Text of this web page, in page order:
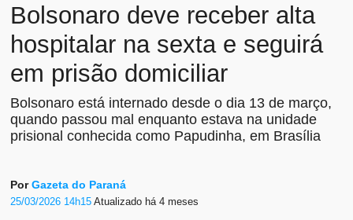
Bolsonaro deve receber alta
hospitalar na sexta e seguirá
em prisão domiciliar
Bolsonaro está internado desde o dia 13 de março,
quando passou mal enquanto estava na unidade
prisional conhecida como Papudinha, em Brasília
PorGazeta do Paraná
25/03/2026 14h15Atualizado há 4 meses